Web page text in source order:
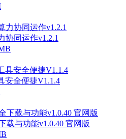
协同运作v1.2.1
安全便捷V1.1.4
载与功能v1.0.40 官网版